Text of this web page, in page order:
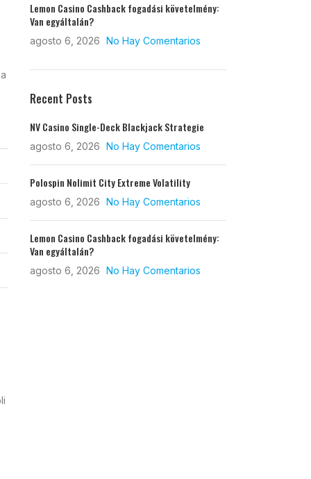
Lemon Casino Cashback fogadási követelmény:
Van egyáltalán?
agosto 6, 2026 No Hay Comentarios
Recent Posts
NV Casino Single-Deck Blackjack Strategie
agosto 6, 2026 No Hay Comentarios
Polospin Nolimit City Extreme Volatility
agosto 6, 2026 No Hay Comentarios
Lemon Casino Cashback fogadási követelmény:
Van egyáltalán?
agosto 6, 2026 No Hay Comentarios